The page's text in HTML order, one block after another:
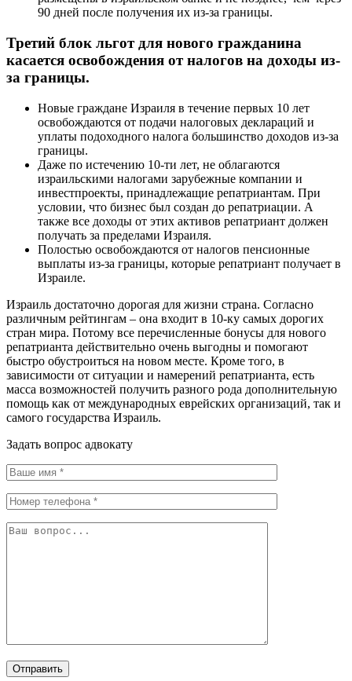
90 дней после получения их из-за границы.
Третий блок льгот для нового гражданина
касается освобождения от налогов на доходы из-
за границы.
Новые граждане Израиля в течение первых 10 лет
освобождаются от подачи налоговых деклараций и
уплаты подоходного налога большинство доходов из-за
границы.
Даже по истечению 10-ти лет, не облагаются
израильскими налогами зарубежные компании и
инвестпроекты, принадлежащие репатриантам. При
условии, что бизнес был создан до репатриации. А
также все доходы от этих активов репатриант должен
получать за пределами Израиля.
Полостью освобождаются от налогов пенсионные
выплаты из-за границы, которые репатриант получает в
Израиле.
Израиль достаточно дорогая для жизни страна. Согласно
различным рейтингам – она входит в 10-ку самых дорогих
стран мира. Потому все перечисленные бонусы для нового
репатрианта действительно очень выгодны и помогают
быстро обустроиться на новом месте. Кроме того, в
зависимости от ситуации и намерений репатрианта, есть
масса возможностей получить разного рода дополнительную
помощь как от международных еврейских организаций, так и
самого государства Израиль.
Задать вопрос адвокату